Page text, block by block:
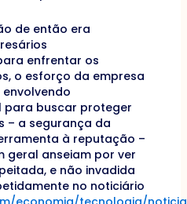
de então era
enfrentar os
o esforço da empresa
buscar proteger
– a segurança da
à reputação –
geral anseiam por ver
e não invadida
no noticiário